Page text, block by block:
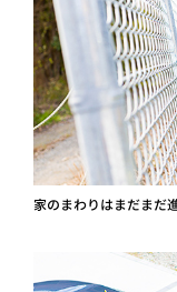
家のまわりはまだまだ